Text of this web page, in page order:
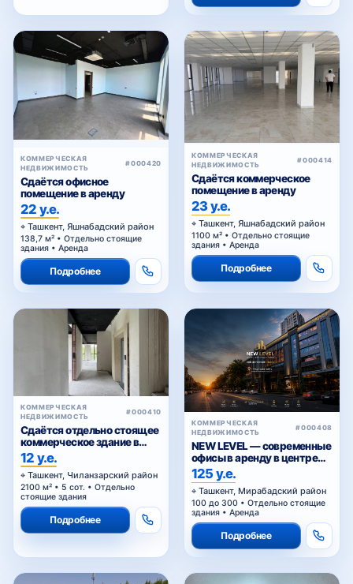
КОММЕРЧЕСКАЯ
НЕДВИЖИМОСТЬ
#000420
Сдаётся офисное
помещение в аренду
22 у.е.
Ташкент, Яшнабадский район
138,7 м² • Отдельно стоящие
здания • Аренда
Подробнее
КОММЕРЧЕСКАЯ
НЕДВИЖИМОСТЬ
#000414
Сдаётся коммерческое
помещение в аренду
23 у.е.
Ташкент, Яшнабадский район
1100 м² • Отдельно стоящие
здания • Аренда
Подробнее
КОММЕРЧЕСКАЯ
НЕДВИЖИМОСТЬ
#000410
Сдаётся отдельно стоящее
коммерческое здание в
аренду
12 у.е.
Ташкент, Чиланзарский район
2100 м² • 5 сот. • Отдельно
стоящие здания
Подробнее
КОММЕРЧЕСКАЯ
НЕДВИЖИМОСТЬ
#000408
NEW LEVEL — современные
офисы в аренду в центре
Ташкента от 25 уе за м²
125 у.е.
Ташкент, Мирабадский район
100 до 300 • Отдельно стоящие
здания • Аренда
Подробнее